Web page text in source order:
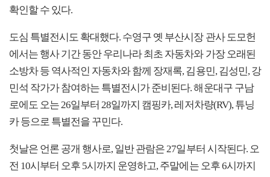
확인할 수 있다.
도심 특별전시도 확대했다. 수영구 옛 부산시장 관사 도모헌
에서는 행사 기간 동안 우리나라 최초 자동차와 가장 오래된
소방차 등 역사적인 자동차와 함께 장재록, 김용민, 김성민, 강
민석 작가가 참여하는 특별전시가 준비된다. 해운대구 구남
로에도 오는 26일부터 28일까지 캠핑카, 레저차량(RV), 튜닝
카 등으로 특별전을 꾸민다.
첫날은 언론 공개 행사로, 일반 관람은 27일부터 시작된다. 오
전 10시부터 오후 5시까지 운영하고, 주말에는 오후 6시까지